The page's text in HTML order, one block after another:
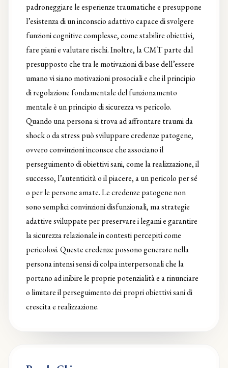
padroneggiare le esperienze traumatiche e presuppone
l’esistenza di un inconscio adattivo capace di svolgere
funzioni cognitive complesse, come stabilire obiettivi,
fare piani e valutare rischi. Inoltre, la CMT parte dal
presupposto che tra le motivazioni di base dell’essere
umano vi siano motivazioni prosociali e che il principio
di regolazione fondamentale del funzionamento
mentale è un principio di sicurezza vs pericolo.
Quando una persona si trova ad affrontare traumi da
shock o da stress può sviluppare credenze patogene,
ovvero convinzioni inconsce che associano il
perseguimento di obiettivi sani, come la realizzazione, il
successo, l’autenticità o il piacere, a un pericolo per sé
o per le persone amate. Le credenze patogene non
sono semplici convinzioni disfunzionali, ma strategie
adattive sviluppate per preservare i legami e garantire
la sicurezza relazionale in contesti percepiti come
pericolosi. Queste credenze possono generare nella
persona intensi sensi di colpa interpersonali che la
portano ad inibire le proprie potenzialità e a rinunciare
o limitare il perseguimento dei propri obiettivi sani di
crescita e realizzazione.